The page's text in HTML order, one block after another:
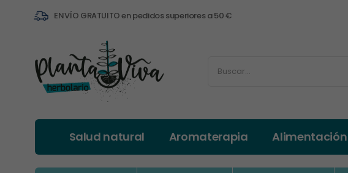
ENVÍO GRATUITO en pedidos superiores a 50 €
Salud natural Aromaterapia Alimentación